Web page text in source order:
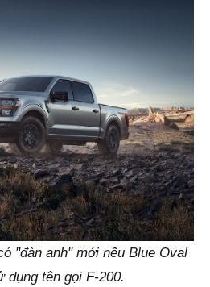
"đàn anh" mới nếu Blue Oval
dụng tên gọi F-200.